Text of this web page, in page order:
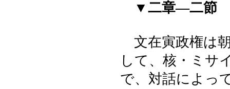
▼二章―二節
文在寅政権は
して、核・ミサ
で、対話によっ